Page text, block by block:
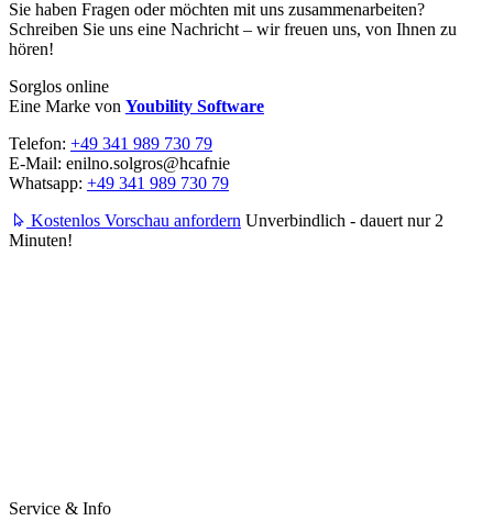
Sie haben Fragen oder möchten mit uns zusammenarbeiten?
Schreiben Sie uns eine Nachricht – wir freuen uns, von Ihnen zu
hören!
Sorglos online
Eine Marke von Youbility Software
Telefon: +49 341 989 730 79
E-Mail: enilno.solgros@hcafnie
Whatsapp: +49 341 989 730 79
Kostenlos Vorschau anfordern Unverbindlich - dauert nur 2
Minuten!
Service & Info